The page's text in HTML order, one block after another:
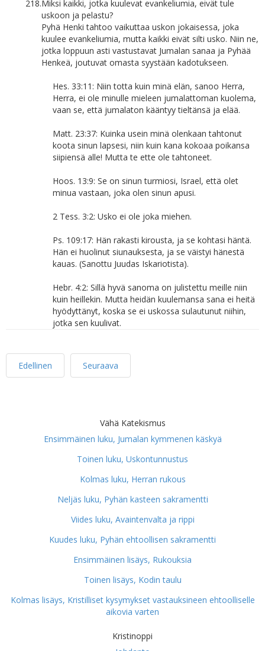
218.Miksi kaikki, jotka kuulevat evankeliumia, eivät tule
uskoon ja pelastu?
Pyhä Henki tahtoo vaikuttaa uskon jokaisessa, joka
kuulee evankeliumia, mutta kaikki eivät silti usko. Niin ne,
jotka loppuun asti vastustavat Jumalan sanaa ja Pyhää
Henkeä, joutuvat omasta syystään kadotukseen.
Hes. 33:11: Niin totta kuin minä elän, sanoo Herra,
Herra, ei ole minulle mieleen jumalattoman kuolema,
vaan se, että jumalaton kääntyy tieltänsä ja elää.
Matt. 23:37: Kuinka usein minä olenkaan tahtonut
koota sinun lapsesi, niin kuin kana kokoaa poikansa
siipiensä alle! Mutta te ette ole tahtoneet.
Hoos. 13:9: Se on sinun turmiosi, Israel, että olet
minua vastaan, joka olen sinun apusi.
2 Tess. 3:2: Usko ei ole joka miehen.
Ps. 109:17: Hän rakasti kirousta, ja se kohtasi häntä.
Hän ei huolinut siunauksesta, ja se väistyi hänestä
kauas. (Sanottu Juudas Iskariotista).
Hebr. 4:2: Sillä hyvä sanoma on julistettu meille niin
kuin heillekin. Mutta heidän kuulemansa sana ei heitä
hyödyttänyt, koska se ei uskossa sulautunut niihin,
jotka sen kuulivat.
Edellinen Seuraava
Vähä Katekismus
Ensimmäinen luku, Jumalan kymmenen käskyä
Toinen luku, Uskontunnustus
Kolmas luku, Herran rukous
Neljäs luku, Pyhän kasteen sakramentti
Viides luku, Avaintenvalta ja rippi
Kuudes luku, Pyhän ehtoollisen sakramentti
Ensimmäinen lisäys, Rukouksia
Toinen lisäys, Kodin taulu
Kolmas lisäys, Kristilliset kysymykset vastauksineen ehtoolliselle
aikovia varten
Kristinoppi